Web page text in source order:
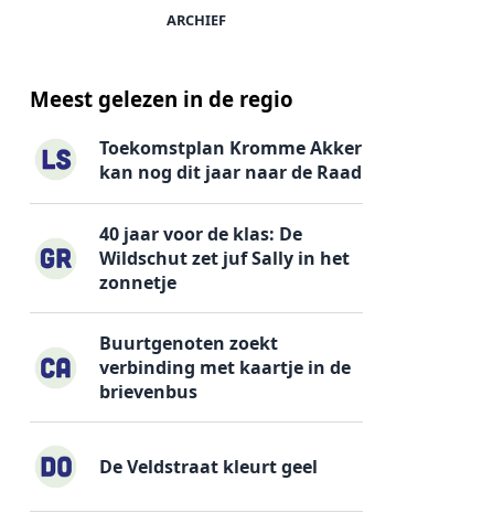
ARCHIEF
Meest gelezen in de regio
Toekomstplan Kromme Akker
kan nog dit jaar naar de Raad
40 jaar voor de klas: De
Wildschut zet juf Sally in het
zonnetje
Buurtgenoten zoekt
verbinding met kaartje in de
brievenbus
De Veldstraat kleurt geel